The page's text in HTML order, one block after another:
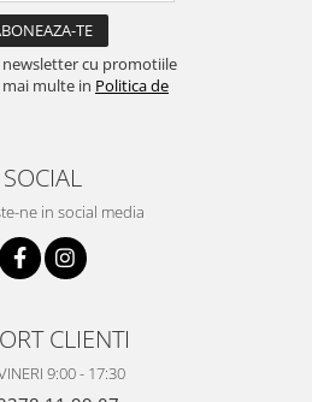
newsletter cu promotiile
multe in Politica de
SOCIAL
ne in social media
CLIENTI
9:00 - 17:30